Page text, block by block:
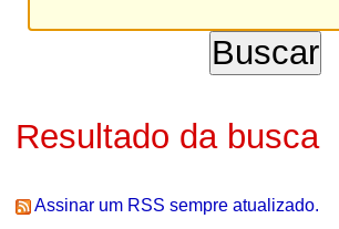
Resultado da busca
Assinar um RSS sempre atualizado.